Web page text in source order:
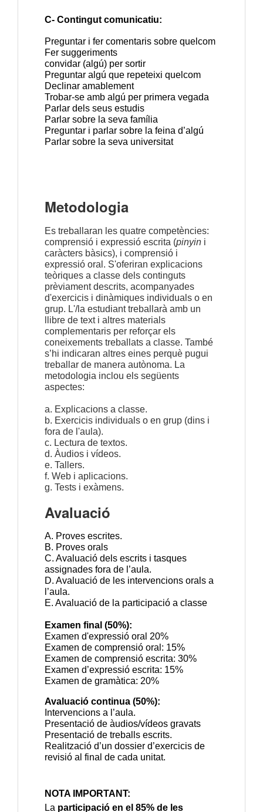
C- Contingut comunicatiu:
Preguntar i fer comentaris sobre quelcom
Fer suggeriments
convidar (algú) per sortir
Preguntar algú que repeteixi quelcom
Declinar amablement
Trobar-se amb algú per primera vegada
Parlar dels seus estudis
Parlar sobre la seva família
Preguntar i parlar sobre la feina d’algú
Parlar sobre la seva universitat
Metodologia
Es treballaran les quatre competències:
comprensió i expressió escrita (pinyin i
caràcters bàsics), i comprensió i
expressió oral. S'oferiran explicacions
teòriques a classe dels continguts
prèviament descrits, acompanyades
d'exercicis i dinàmiques individuals o en
grup. L'/la estudiant treballarà amb un
llibre de text i altres materials
complementaris per reforçar els
coneixements treballats a classe. També
s’hi indicaran altres eines perquè pugui
treballar de manera autònoma. La
metodologia inclou els següents
aspectes:
a. Explicacions a classe.
b. Exercicis individuals o en grup (dins i
fora de l'aula).
c. Lectura de textos.
d. Àudios i vídeos.
e. Tallers.
f. Web i aplicacions.
g. Tests i exàmens.
Avaluació
A. Proves escrites.
B. Proves orals
C. Avaluació dels escrits i tasques
assignades fora de l’aula.
D. Avaluació de les intervencions orals a
l’aula.
E. Avaluació de la participació a classe
Examen final (50%):
Examen d'expressió oral 20%
Examen de comprensió oral: 15%
Examen de comprensió escrita: 30%
Examen d’expressió escrita: 15%
Examen de gramàtica: 20%
Avaluació continua (50%):
Intervencions a l’aula.
Presentació de àudios/vídeos gravats
Presentació de treballs escrits.
Realització d’un dossier d’exercicis de
revisió al final de cada unitat.
NOTA IMPORTANT:
La participació en el 85% de les